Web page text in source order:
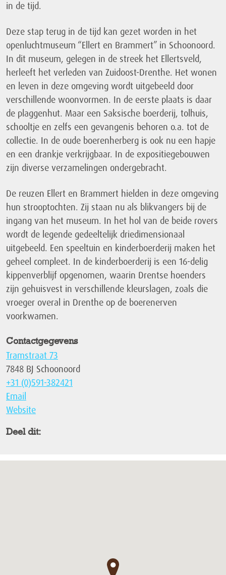
in de tijd.
Deze stap terug in de tijd kan gezet worden in het
openluchtmuseum “Ellert en Brammert” in Schoonoord.
In dit museum, gelegen in de streek het Ellertsveld,
herleeft het verleden van Zuidoost-Drenthe. Het wonen
en leven in deze omgeving wordt uitgebeeld door
verschillende woonvormen. In de eerste plaats is daar
de plaggenhut. Maar een Saksische boerderij, tolhuis,
schooltje en zelfs een gevangenis behoren o.a. tot de
collectie. In de oude boerenherberg is ook nu een hapje
en een drankje verkrijgbaar. In de expositiegebouwen
zijn diverse verzamelingen ondergebracht.
De reuzen Ellert en Brammert hielden in deze omgeving
hun strooptochten. Zij staan nu als blikvangers bij de
ingang van het museum. In het hol van de beide rovers
wordt de legende gedeeltelijk driedimensionaal
uitgebeeld. Een speeltuin en kinderboerderij maken het
geheel compleet. In de kinderboerderij is een 16-delig
kippenverblijf opgenomen, waarin Drentse hoenders
zijn gehuisvest in verschillende kleurslagen, zoals die
vroeger overal in Drenthe op de boerenerven
voorkwamen.
Contactgegevens
Tramstraat 73
7848 BJ Schoonoord
+31 (0)591-382421
Email
Website
Deel dit:
●